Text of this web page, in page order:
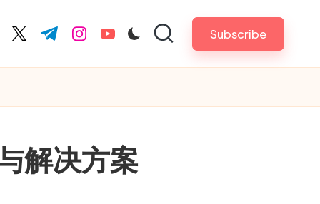
twitter.com
t.me instagram.com
youtube.com Subscribe
解决方案